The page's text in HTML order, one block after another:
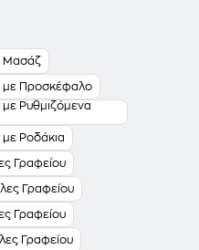
Μασάζ
με Προσκέφαλο
Ρυθμιζόμενα
Ροδάκια
Γραφείου
Γραφείου
Γραφείου
Γραφείου